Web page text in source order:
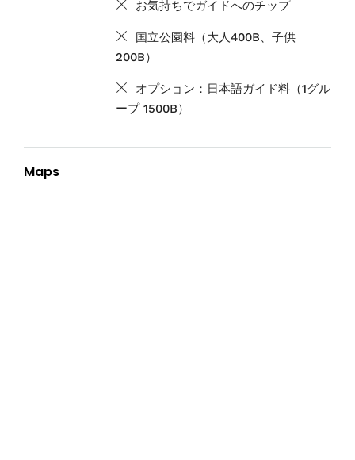
お気持ちでガイドへのチップ
国立公園料（大人400B、子供
200B）
オプション：日本語ガイド料（1グル
ープ 1500B）
Maps